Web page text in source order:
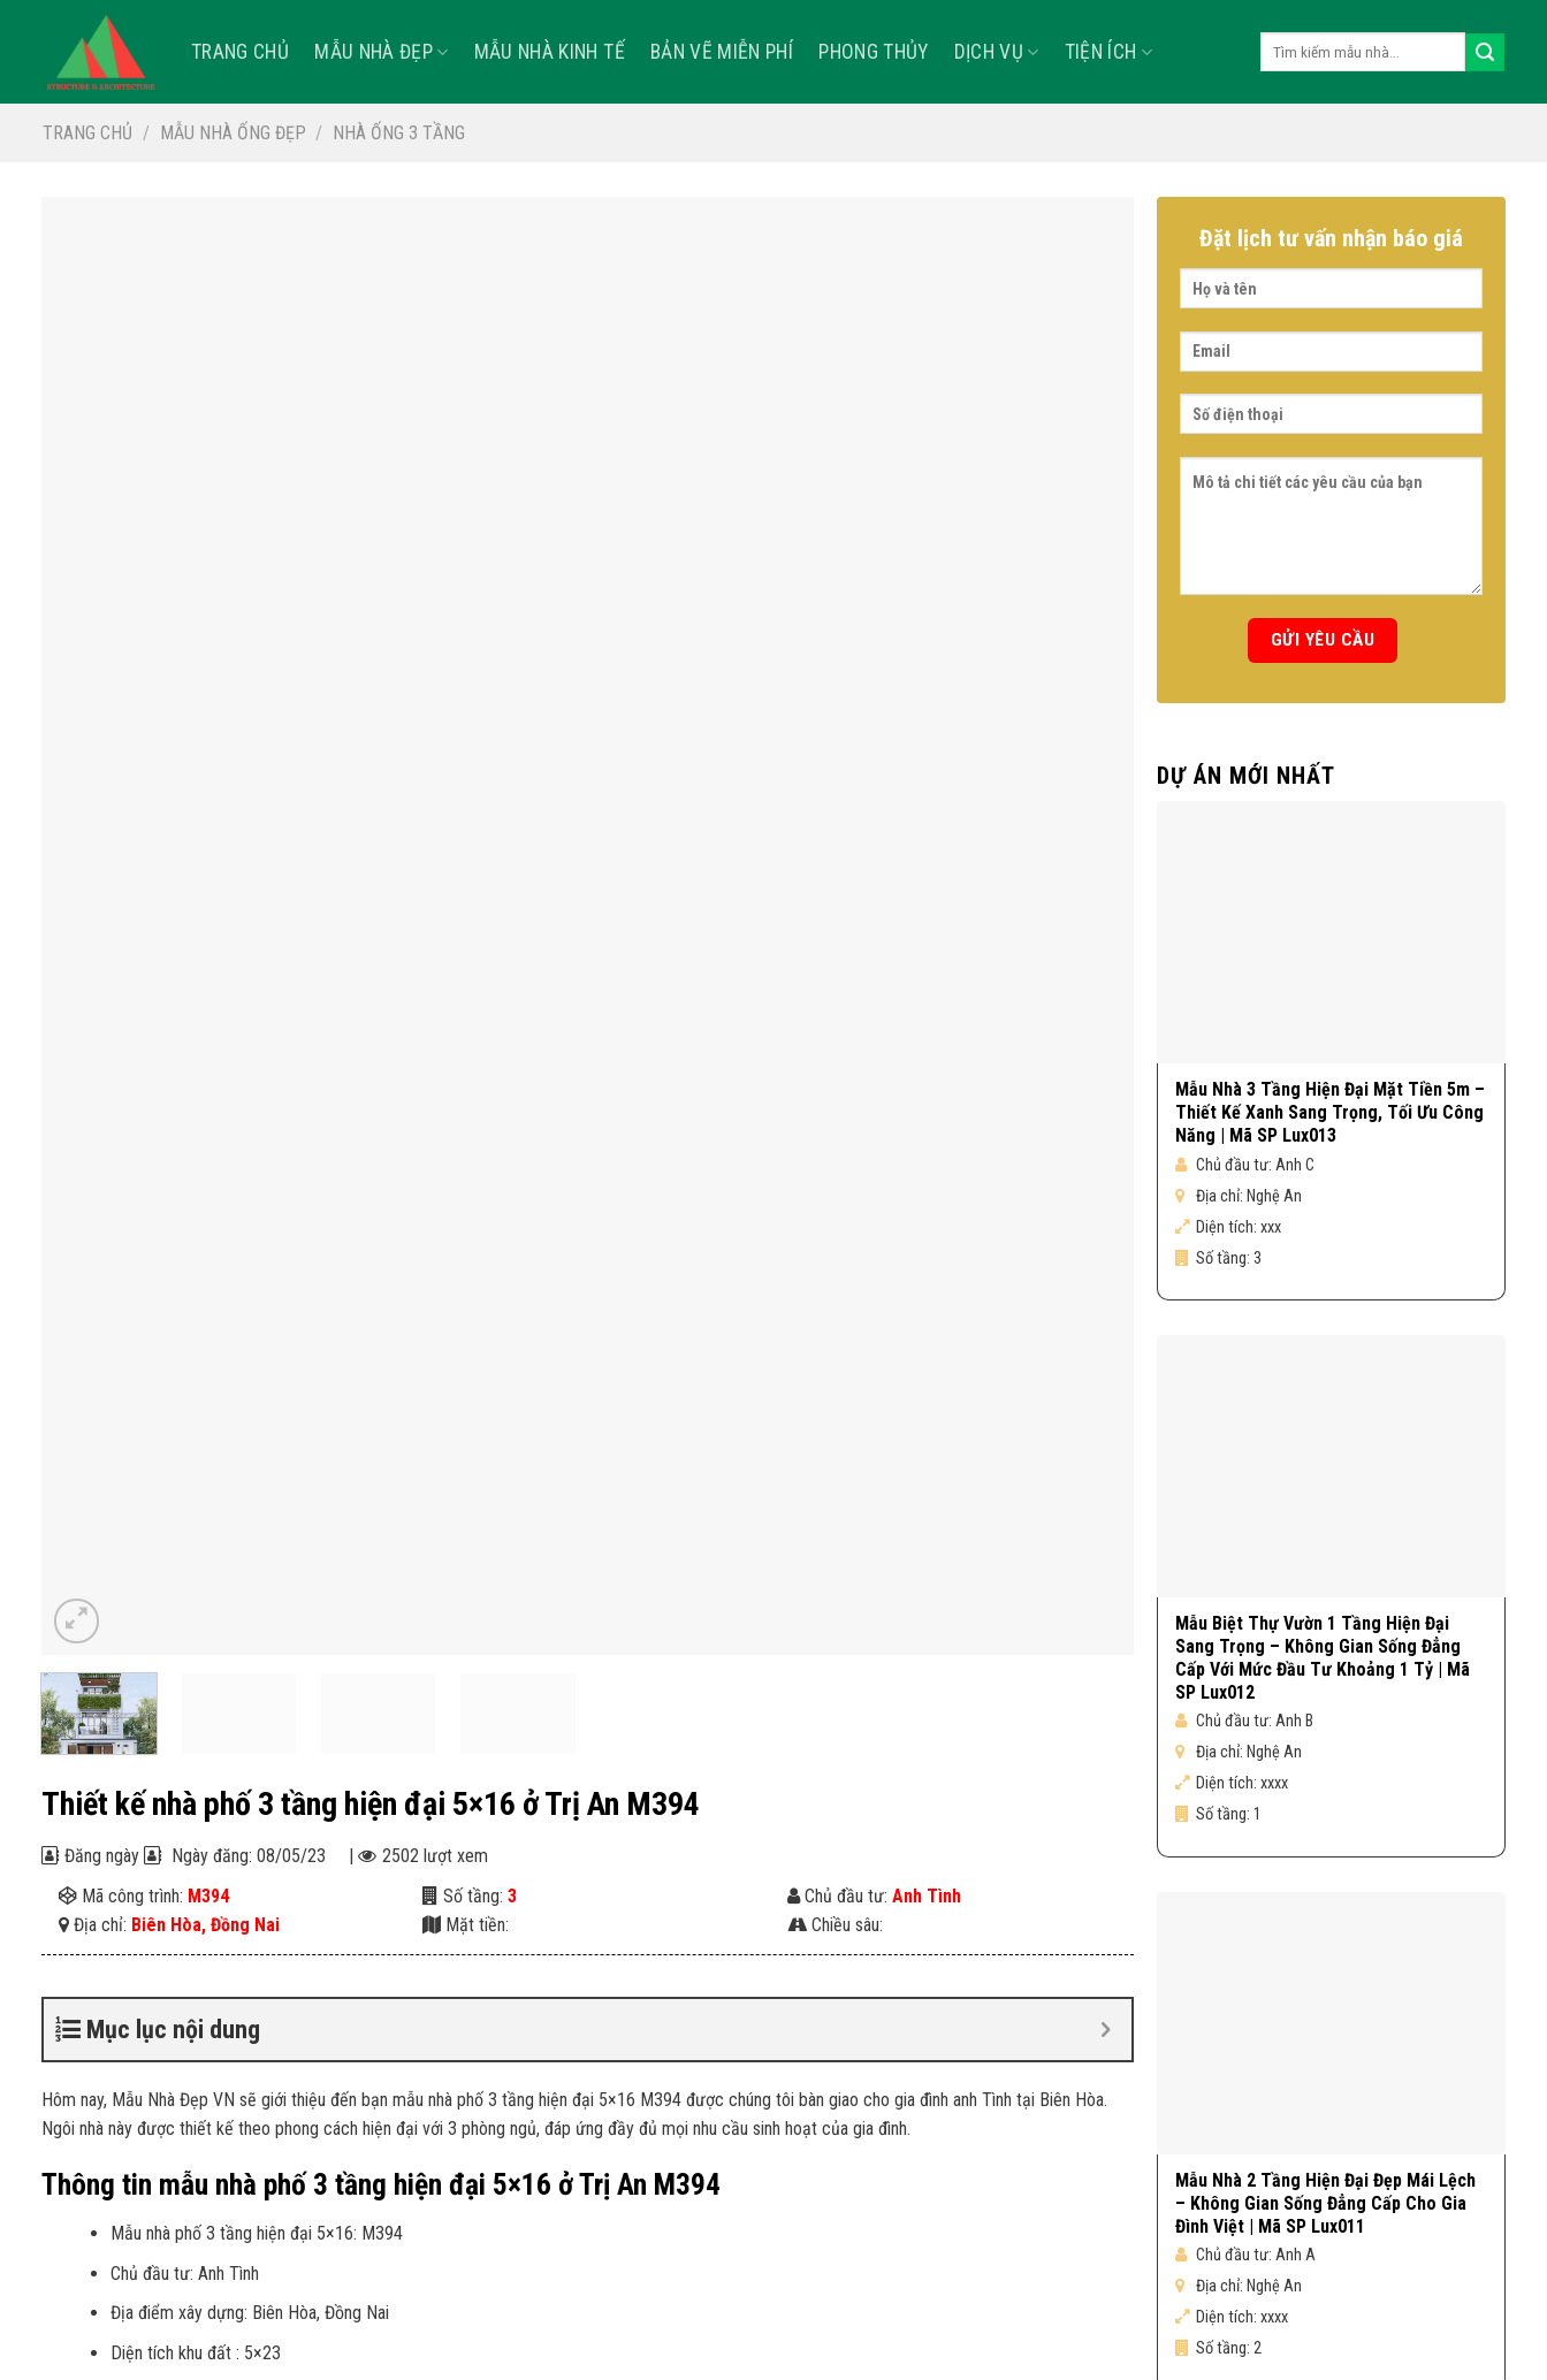
TRANG CHỦ MẪU NHÀ ĐẸP MẪU NHÀ KINH TẾ BẢN VẼ MIỄN PHÍ PHONG THỦY DỊCH VỤ TIỆN ÍCH
TRANG CHỦ / MẪU NHÀ ỐNG ĐẸP / NHÀ ỐNG 3 TẦNG
Thiết kế nhà phố 3 tầng hiện đại 5×16 ở Trị An M394
Đăng ngày Ngày đăng: 08/05/23 |
2502 lượt xem
Mã công trình: M394 Số tầng:3 Chủ đầu tư: Anh Tình
Địa chỉ: Biên Hòa, Đồng Nai Mặt tiền: Chiều sâu:
Mục lục nội dung
Hôm nay, Mẫu Nhà Đẹp VN sẽ giới thiệu đến bạn mẫu nhà phố 3 tầng hiện đại 5×16 M394 được chúng tôi bàn giao cho gia đình anh Tình tại Biên Hòa.
Ngôi nhà này được thiết kế theo phong cách hiện đại với 3 phòng ngủ, đáp ứng đầy đủ mọi nhu cầu sinh hoạt của gia đình.
Thông tin mẫu nhà phố 3 tầng hiện đại 5×16 ở Trị An M394
Mẫu nhà phố 3 tầng hiện đại 5×16: M394
Chủ đầu tư: Anh Tình
Địa điểm xây dựng: Biên Hòa, Đồng Nai
Diện tích khu đất : 5×23
Đặt lịch tư vấn nhận báo giá
DỰ ÁN MỚI NHẤT
Mẫu Nhà 3 Tầng Hiện Đại Mặt Tiền 5m –
Thiết Kế Xanh Sang Trọng, Tối Ưu Công
Năng | Mã SP Lux013
Chủ đầu tư: Anh C
Địa chỉ: Nghệ An
Diện tích: xxx
Số tầng: 3
Mẫu Biệt Thự Vườn 1 Tầng Hiện Đại
Sang Trọng – Không Gian Sống Đẳng
Cấp Với Mức Đầu Tư Khoảng 1 Tỷ | Mã
SP Lux012
Chủ đầu tư: Anh B
Địa chỉ: Nghệ An
Diện tích: xxxx
Số tầng: 1
Mẫu Nhà 2 Tầng Hiện Đại Đẹp Mái Lệch
– Không Gian Sống Đẳng Cấp Cho Gia
Đình Việt | Mã SP Lux011
Chủ đầu tư: Anh A
Địa chỉ: Nghệ An
Diện tích: xxxx
Số tầng: 2